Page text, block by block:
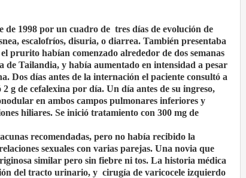
de 1998 por un cuadro de tres días de evolución de
escalofríos, disuria, o diarrea. También presentaba
habían comenzado alrededor de dos semanas
de Tailandia, y había aumentado en intensidad a pesar
Dos días antes de la internación el paciente consultó a
g de cefalexina por día. Un día antes de su ingreso,
en ambos campos pulmonares inferiores y
hiliares. Se inició tratamiento con 300 mg de
recomendadas, pero no había recibido la
sexuales con varias parejas. Una novia que
similar pero sin fiebre ni tos. La historia médica
del tracto urinario, y cirugía de varicocele izquierdo